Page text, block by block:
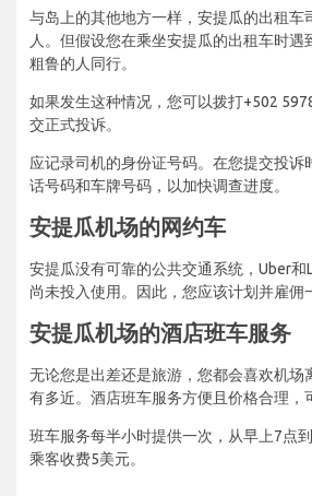
与岛上的其他地方一样，安提瓜的出租车
人。但假设您在乘坐安提瓜的出租车时遇
粗鲁的人同行。
如果发生这种情况，您可以拨打+502
交正式投诉。
应记录司机的身份证号码。在您提交投诉
话号码和车牌号码，以加快调查进度。
安提瓜机场的网约车
安提瓜没有可靠的公共交通系统，Uber
尚未投入使用。因此，您应该计划并雇佣
安提瓜机场的酒店班车服务
无论您是出差还是旅游，您都会喜欢机场
有多近。酒店班车服务方便且价格合理，
班车服务每半小时提供一次，从早上7点
乘客收费5美元。